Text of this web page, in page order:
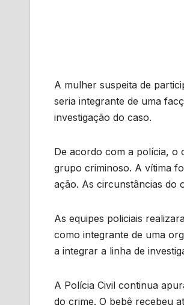
A mulher suspeita de
seria integrante de uma
investigação do caso.
De acordo com a polícia, o
grupo criminoso. A vítima
ação. As circunstâncias do
As equipes policiais
como integrante de uma
a integrar a linha de
A Polícia Civil continua
do crime. O bebê recebeu